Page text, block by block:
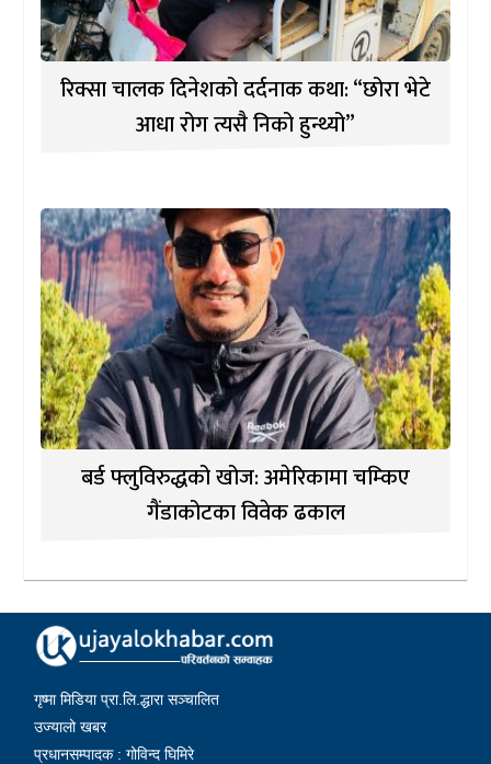
रिक्सा चालक दिनेशको दर्दनाक कथा: “छोरा भेटे
आधा रोग त्यसै निको हुन्थ्यो”
बर्ड फ्लुविरुद्धको खोज: अमेरिकामा चम्किए
गैंडाकोटका विवेक ढकाल
गृष्मा मिडिया प्रा.लि.द्धारा सञ्चालित
उज्यालो खबर
प्रधानसम्पादक : गोविन्द घिमिरे